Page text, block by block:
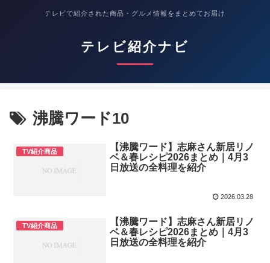
テレビで紹介された商品・グルメ情報をまとめてお届け
テレビ紹介ナビ
沸騰ワード10
TV紹介商品
【沸騰ワード】志麻さん新居リノ
ベ＆春レシピ2026まとめ｜4月3
日放送の全料理を紹介
2026.03.28
TV紹介商品
【沸騰ワード】志麻さん新居リノ
ベ＆春レシピ2026まとめ｜4月3
日放送の全料理を紹介